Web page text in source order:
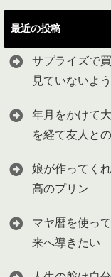
最近の投稿
サプライズで
見ていないよ
年月をかけて
を経て友人と
娘が作ってく
高のプリン
マヤ暦を使っ
来へ導きたい